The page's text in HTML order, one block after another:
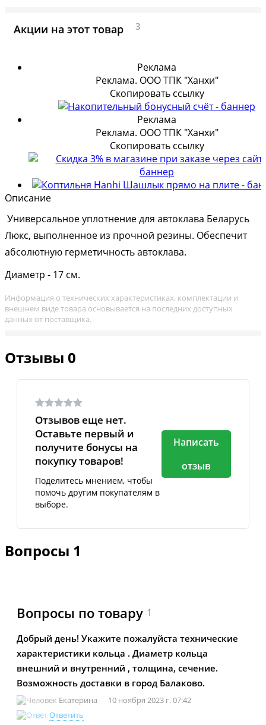
Акции на этот товар 3
Реклама
Реклама. ООО ТПК "Ханхи"
Скопировать ссылку
Реклама
Реклама. ООО ТПК "Ханхи"
Скопировать ссылку
Описание
Универсальное уплотнение для автоклава Беларусь
Люкс, выполненное из прочной резины. Обеспечит
абсолютную герметичность автоклава.
Диаметр - 17 см.
Информация о технических характеристиках, комплектации и
внешнем виде товара основывается на последних доступных
данных от поставщика.
Отзывы 0
Отзывов еще нет.
Оставьте первый и
получите бонусы на
покупку товаров!
Поделитесь мнением, чтобы
помочь другим покупателям в
выборе.
Написать
отзыв
Вопросы 1
Вопросы по товару 1
Добрый день! Укажите пожалуйста технические
характеристики кольца . Диаметр кольца
внешний и внутренний , толщина, сечение.
Возможность доставки в город Балаково.
Екатерина
10 ноября 2023 г. 07:42
Ответить